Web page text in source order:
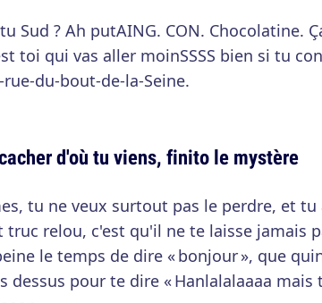
Sud ? Ah putAING. CON. Chocolatine.
toi qui vas aller moinSSSS bien si tu
rue-du-bout-de-la-Seine.
d'où tu viens, finito le mystère
tu ne veux surtout pas le perdre, et tu
truc relou, c'est qu'il ne te laisse jamais
le temps de dire « bonjour », que
dessus pour te dire « Hanlalalaaaa mais